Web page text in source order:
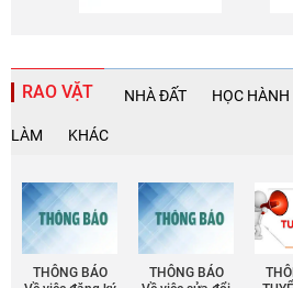
RAO VẶT NHÀ ĐẤT HỌC HÀNH
LÀM KHÁC
THÔNG BÁO
THÔNG BÁO